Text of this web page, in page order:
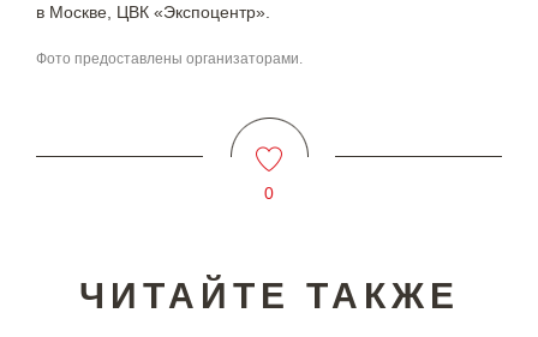
в Москве, ЦВК «Экспоцентр».
Фото предоставлены организаторами.
0
ЧИТАЙТЕ ТАКЖЕ